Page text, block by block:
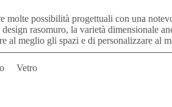
molte possibilità progettuali con una
rasomuro, la varietà dimensionale
al meglio gli spazi e di personalizzare al
Vetro